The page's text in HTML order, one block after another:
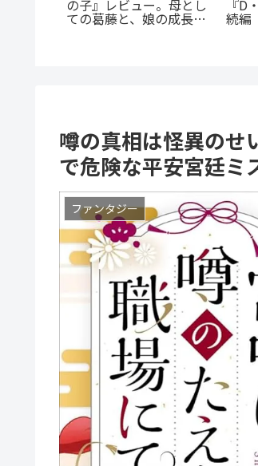
の子』レビュー。母とし
ての葛藤と、娘の成長に
涙が止まらない
『D
続編
魅力
噂の真相は怪異のせ
で危険な平安宮廷ミ
ファンタジー